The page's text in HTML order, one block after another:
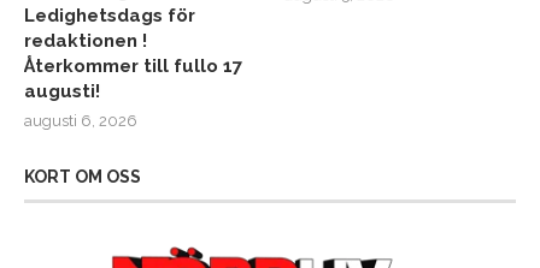
Ledighetsdags för
redaktionen !
Återkommer till fullo 17
augusti!
augusti 6, 2026
KORT OM OSS